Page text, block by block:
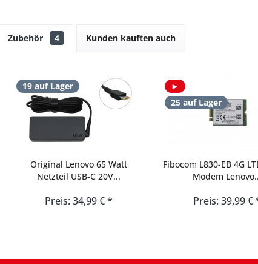
Zubehör 4 Kunden kauften auch
19 auf Lager
Original Lenovo 65 Watt
Netzteil USB-C 20V...
Preis: 34,99 € *
►
25 auf Lager
Fibocom L830-EB 4G
Modem
Preis: 39,99 €